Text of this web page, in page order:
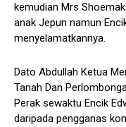
kemudian Mrs
anak Jepun namun
menyelamatkannya.
Dato Abdullah Ketua
Tanah Dan
Perak sewaktu Encik
daripada pengganas